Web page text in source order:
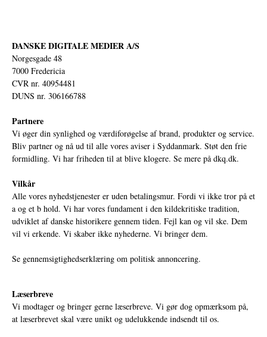
DANSKE DIGITALE MEDIER A/S
Norgesgade 48
7000 Fredericia
CVR nr. 40954481
DUNS nr. 306166788
Partnere
Vi øger din synlighed og værdiforøgelse af brand, produkter og service.
Bliv partner og nå ud til alle vores aviser i Syddanmark. Støt den frie
formidling. Vi har friheden til at blive klogere. Se mere på dkq.dk.
Vilkår
Alle vores nyhedstjenester er uden betalingsmur. Fordi vi ikke tror på et
a og et b hold. Vi har vores fundament i den kildekritiske tradition,
udviklet af danske historikere gennem tiden. Fejl kan og vil ske. Dem
vil vi erkende. Vi skaber ikke nyhederne. Vi bringer dem.
Se gennemsigtighedserklæring om politisk annoncering.
Læserbreve
Vi modtager og bringer gerne læserbreve. Vi gør dog opmærksom på,
at læserbrevet skal være unikt og udelukkende indsendt til os.